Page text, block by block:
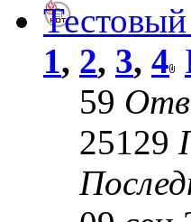
1, 2, 3, 4
59
25129